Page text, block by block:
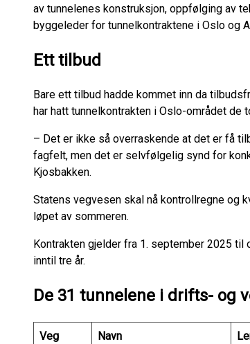
av tunnelenes konstruksjon, oppfølging av
byggeleder for tunnelkontraktene i Oslo og
Ett tilbud
Bare ett tilbud hadde kommet inn da
har hatt tunnelkontrakten i Oslo-området de
– Det er ikke så overraskende at det er få
fagfelt, men det er selvfølgelig synd for
Kjosbakken.
Statens vegvesen skal nå kontrollregne og
løpet av sommeren.
Kontrakten gjelder fra 1. september 2025
inntil tre år.
De 31 tunnelene i drifts- og
Veg Navn